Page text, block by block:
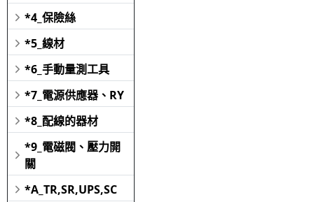
*4_保險絲
*5_線材
*6_手動量測工具
*7_電源供應器、RY
*8_配線的器材
*9_電磁閥、壓力開
關
*A_TR,SR,UPS,SC